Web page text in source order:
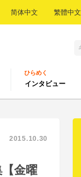
简体中文 繁體中文
ひらめく
インタビュー
2015.10.30
金曜